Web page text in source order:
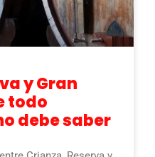
y Gran
todo
debe saber